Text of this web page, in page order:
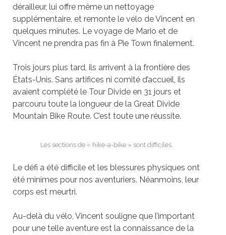
dérailleur, lui offre même un nettoyage
supplémentaire, et remonte le vélo de Vincent en
quelques minutes. Le voyage de Mario et de
Vincent ne prendra pas fin à Pie Town finalement.
Trois jours plus tard, ils arrivent à la frontière des
États-Unis. Sans artifices ni comité d’accueil, ils
avaient complété le Tour Divide en 31 jours et
parcouru toute la longueur de la Great Divide
Mountain Bike Route. C’est toute une réussite.
Les sections de « hike-a-bike » sont difficiles.
Le défi a été difficile et les blessures physiques ont
été minimes pour nos aventuriers. Néanmoins, leur
corps est meurtri.
Au-delà du vélo, Vincent souligne que l’important
pour une telle aventure est la connaissance de la